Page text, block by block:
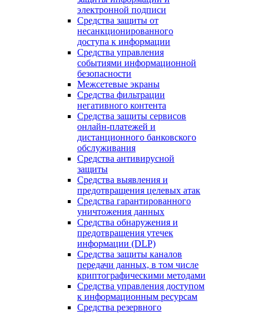
электронной подписи
Средства защиты от
несанкционированного
доступа к информации
Средства управления
событиями информационной
безопасности
Межсетевые экраны
Средства фильтрации
негативного контента
Средства защиты сервисов
онлайн-платежей и
дистанционного банковского
обслуживания
Средства антивирусной
защиты
Средства выявления и
предотвращения целевых атак
Средства гарантированного
уничтожения данных
Средства обнаружения и
предотвращения утечек
информации (DLP)
Средства защиты каналов
передачи данных, в том числе
криптографическими методами
Средства управления доступом
к информационным ресурсам
Средства резервного